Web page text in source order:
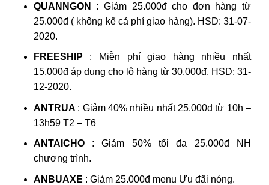
QUANNGON : Giảm 25.000đ cho đơn hàng từ
25.000đ ( không kể cả phí giao hàng). HSD: 31-07-
2020.
FREESHIP : Miễn phí giao hàng nhiều nhất
15.000đ áp dụng cho lô hàng từ 30.000đ. HSD: 31-
12-2020.
ANTRUA : Giảm 40% nhiều nhất 25.000đ từ 10h –
13h59 T2 – T6
ANTAICHO : Giảm 50% tối đa 25.000đ NH
chương trình.
ANBUAXE : Giảm 25.000đ menu Ưu đãi nóng.